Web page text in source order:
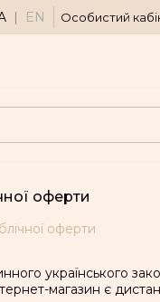
EN Особистий
оферти
оферти
українського
магазин є